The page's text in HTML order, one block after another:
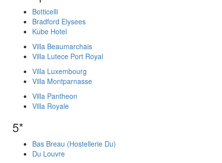
Botticelli
Bradford Elysees
Kube Hotel
Villa Beaumarchais
Villa Lutece Port Royal
Villa Luxembourg
Villa Montparnasse
Villa Pantheon
Villa Royale
5*
Bas Breau (Hostellerie Du)
Du Louvre